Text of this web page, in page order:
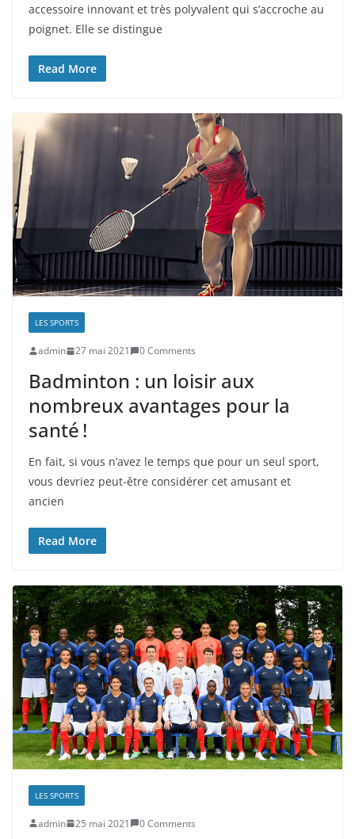
accessoire innovant et très polyvalent qui s’accroche au
poignet. Elle se distingue
Read More
LES SPORTS
admin 27 mai 2021 0 Comments
Badminton : un loisir aux
nombreux avantages pour la
santé !
En fait, si vous n’avez le temps que pour un seul sport,
vous devriez peut-être considérer cet amusant et
ancien
Read More
LES SPORTS
admin 25 mai 2021 0 Comments